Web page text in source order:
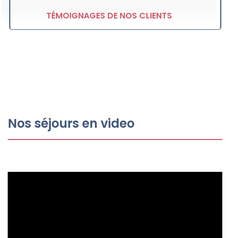
TÉMOIGNAGES DE NOS CLIENTS
Nos séjours en video